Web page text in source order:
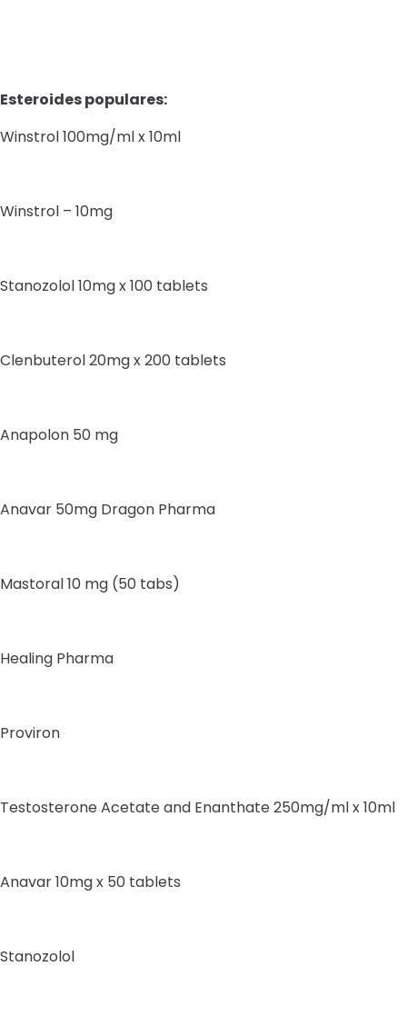
Esteroides populares:
Winstrol 100mg/ml x 10ml
Winstrol – 10mg
Stanozolol 10mg x 100 tablets
Clenbuterol 20mg x 200 tablets
Anapolon 50 mg
Anavar 50mg Dragon Pharma
Mastoral 10 mg (50 tabs)
Healing Pharma
Proviron
Testosterone Acetate and Enanthate 250mg/ml x 10ml
Anavar 10mg x 50 tablets
Stanozolol